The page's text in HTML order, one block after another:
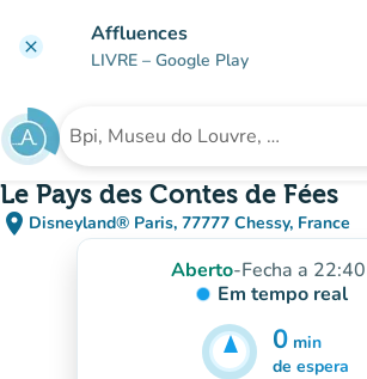
clear Affluences
LIVRE – Google Play
Procura uma instituição
Le Pays des Contes de Fées
place Disneyland® Paris, 77777 Chessy, France
(abrir no Google Maps)
(novo separador)
Aberto-Fecha a 22:40
Em tempo real
0 min
5min
de espera